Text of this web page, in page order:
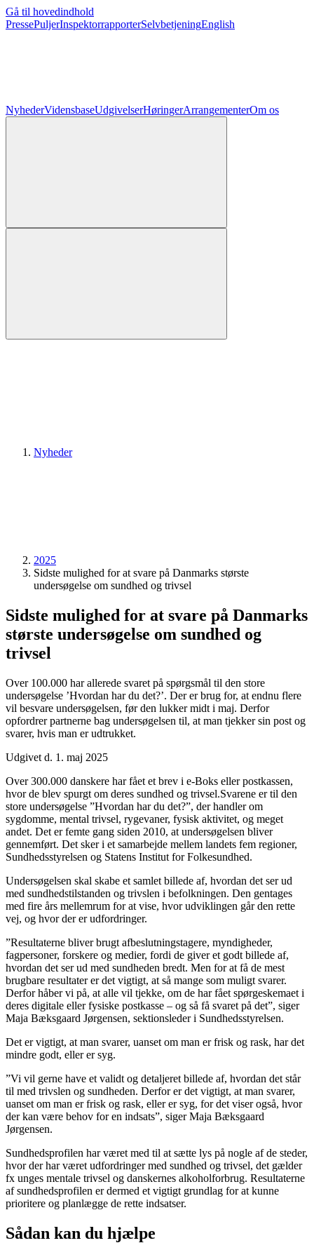
Gå til hovedindhold
PressePuljerInspektorrapporterSelvbetjeningEnglish
NyhederVidensbaseUdgivelserHøringerArrangementerOm os
Nyheder
2025
Sidste mulighed for at svare på Danmarks største
undersøgelse om sundhed og trivsel
Sidste mulighed for at svare på Danmarks
største undersøgelse om sundhed og
trivsel
Over 100.000 har allerede svaret på spørgsmål til den store
undersøgelse ’Hvordan har du det?’. Der er brug for, at endnu flere
vil besvare undersøgelsen, før den lukker midt i maj. Derfor
opfordrer partnerne bag undersøgelsen til, at man tjekker sin post og
svarer, hvis man er udtrukket.
Udgivet d. 1. maj 2025
Over 300.000 danskere har fået et brev i e-Boks eller postkassen,
hvor de blev spurgt om deres sundhed og trivsel.Svarene er til den
store undersøgelse ”Hvordan har du det?”, der handler om
sygdomme, mental trivsel, rygevaner, fysisk aktivitet, og meget
andet. Det er femte gang siden 2010, at undersøgelsen bliver
gennemført. Det sker i et samarbejde mellem landets fem regioner,
Sundhedsstyrelsen og Statens Institut for Folkesundhed.
Undersøgelsen skal skabe et samlet billede af, hvordan det ser ud
med sundhedstilstanden og trivslen i befolkningen. Den gentages
med fire års mellemrum for at vise, hvor udviklingen går den rette
vej, og hvor der er udfordringer.
”Resultaterne bliver brugt afbeslutningstagere, myndigheder,
fagpersoner, forskere og medier, fordi de giver et godt billede af,
hvordan det ser ud med sundheden bredt. Men for at få de mest
brugbare resultater er det vigtigt, at så mange som muligt svarer.
Derfor håber vi på, at alle vil tjekke, om de har fået spørgeskemaet i
deres digitale eller fysiske postkasse – og så få svaret på det”, siger
Maja Bæksgaard Jørgensen, sektionsleder i Sundhedsstyrelsen.
Det er vigtigt, at man svarer, uanset om man er frisk og rask, har det
mindre godt, eller er syg.
”Vi vil gerne have et validt og detaljeret billede af, hvordan det står
til med trivslen og sundheden. Derfor er det vigtigt, at man svarer,
uanset om man er frisk og rask, eller er syg, for det viser også, hvor
der kan være behov for en indsats”, siger Maja Bæksgaard
Jørgensen.
Sundhedsprofilen har været med til at sætte lys på nogle af de steder,
hvor der har været udfordringer med sundhed og trivsel, det gælder
fx unges mentale trivsel og danskernes alkoholforbrug. Resultaterne
af sundhedsprofilen er dermed et vigtigt grundlag for at kunne
prioritere og planlægge de rette indsatser.
Sådan kan du hjælpe